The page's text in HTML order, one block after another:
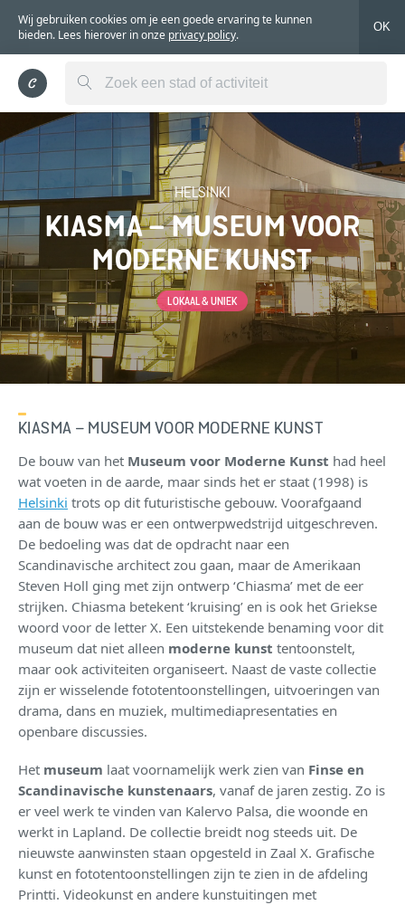
Wij gebruiken cookies om je een goede ervaring te kunnen
bieden. Lees hierover in onze privacy policy.
OK
HELSINKI
KIASMA – MUSEUM VOOR
MODERNE KUNST
LOKAAL & UNIEK
KIASMA – MUSEUM VOOR MODERNE KUNST
De bouw van het Museum voor Moderne Kunst had heel
wat voeten in de aarde, maar sinds het er staat (1998) is
Helsinki trots op dit futuristische gebouw. Voorafgaand
aan de bouw was er een ontwerpwedstrijd uitgeschreven.
De bedoeling was dat de opdracht naar een
Scandinavische architect zou gaan, maar de Amerikaan
Steven Holl ging met zijn ontwerp ‘Chiasma’ met de eer
strijken. Chiasma betekent ‘kruising’ en is ook het Griekse
woord voor de letter X. Een uitstekende benaming voor dit
museum dat niet alleen moderne kunst tentoonstelt,
maar ook activiteiten organiseert. Naast de vaste collectie
zijn er wisselende fototentoonstellingen, uitvoeringen van
drama, dans en muziek, multimediapresentaties en
openbare discussies.
Het museum laat voornamelijk werk zien van Finse en
Scandinavische kunstenaars, vanaf de jaren zestig. Zo is
er veel werk te vinden van Kalervo Palsa, die woonde en
werkt in Lapland. De collectie breidt nog steeds uit. De
nieuwste aanwinsten staan opgesteld in Zaal X. Grafische
kunst en fototentoonstellingen zijn te zien in de afdeling
Printti. Videokunst en andere kunstuitingen met